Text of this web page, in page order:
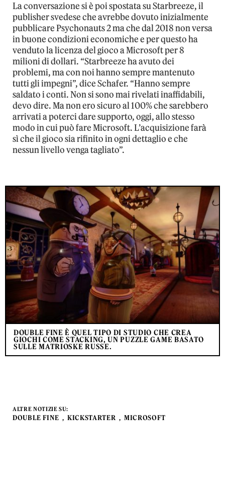
La conversazione si è poi spostata su Starbreeze, il
publisher svedese che avrebbe dovuto inizialmente
pubblicare Psychonauts 2 ma che dal 2018 non versa
in buone condizioni economiche e per questo ha
venduto la licenza del gioco a Microsoft per 8
milioni di dollari. “Starbreeze ha avuto dei
problemi, ma con noi hanno sempre mantenuto
tutti gli impegni”, dice Schafer. “Hanno sempre
saldato i conti. Non si sono mai rivelati inaffidabili,
devo dire. Ma non ero sicuro al 100% che sarebbero
arrivati a poterci dare supporto, oggi, allo stesso
modo in cui può fare Microsoft. L’acquisizione farà
sì che il gioco sia rifinito in ogni dettaglio e che
nessun livello venga tagliato”.
DOUBLE FINE È QUEL TIPO DI STUDIO CHE CREA
GIOCHI COME STACKING, UN PUZZLE GAME BASATO
SULLE MATRIOSKE RUSSE.
ALTRE NOTIZIE SU:
DOUBLE FINE KICKSTARTER MICROSOFT